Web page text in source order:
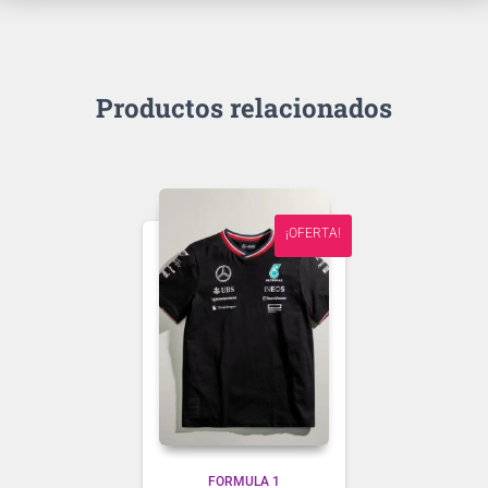
Productos relacionados
¡OFERTA!
FORMULA 1